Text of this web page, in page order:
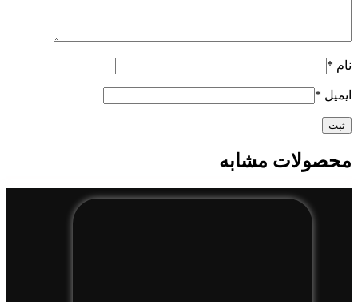
نام *
ایمیل *
محصولات مشابه